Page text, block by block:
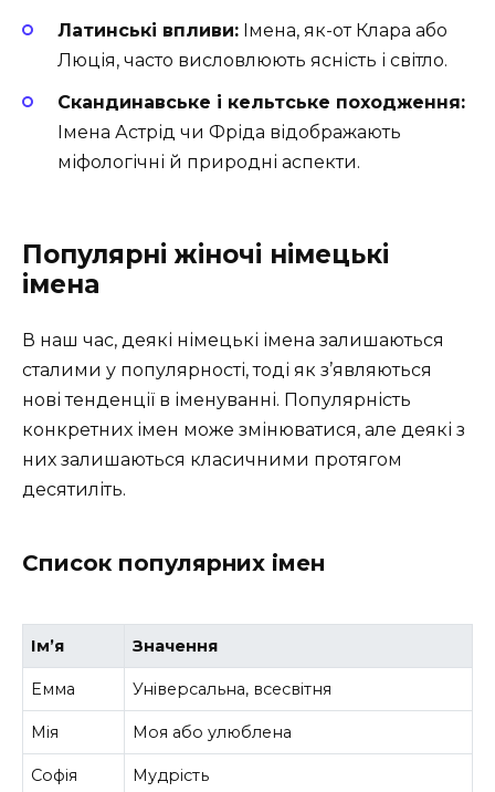
Латинські впливи: Імена, як-от Клара або
Люція, часто висловлюють ясність і світло.
Скандинавське і кельтське походження:
Імена Астрід чи Фріда відображають
міфологічні й природні аспекти.
Популярні жіночі німецькі
імена
В наш час, деякі німецькі імена залишаються
сталими у популярності, тоді як з’являються
нові тенденції в іменуванні. Популярність
конкретних імен може змінюватися, але деякі з
них залишаються класичними протягом
десятиліть.
Список популярних імен
Ім’я Значення
Емма Універсальна, всесвітня
Мія Моя або улюблена
Софія Мудрість